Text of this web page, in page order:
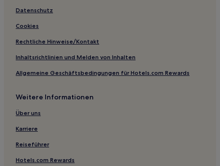
Hotels mit Parkplatz in Bayern
Hotels mit Wellnessbereich in Bayern
Familien in Bayern
Hotels mit Fitnessbereich in Bayern
Günstige nahe Roberto Beach
Familien nahe Roberto Beach
Luxus nahe Roberto Beach
Haustierfreundliche in Dachau
Haustierfreundliche in Altdorf
Datenschutz
Cookies
Rechtliche Hinweise/Kontakt
Inhaltsrichtlinien und Melden von Inhalten
Allgemeine Geschäftsbedingungen für Hotels.com Rewards
Weitere Informationen
Über uns
Karriere
Reiseführer
Hotels.com Rewards